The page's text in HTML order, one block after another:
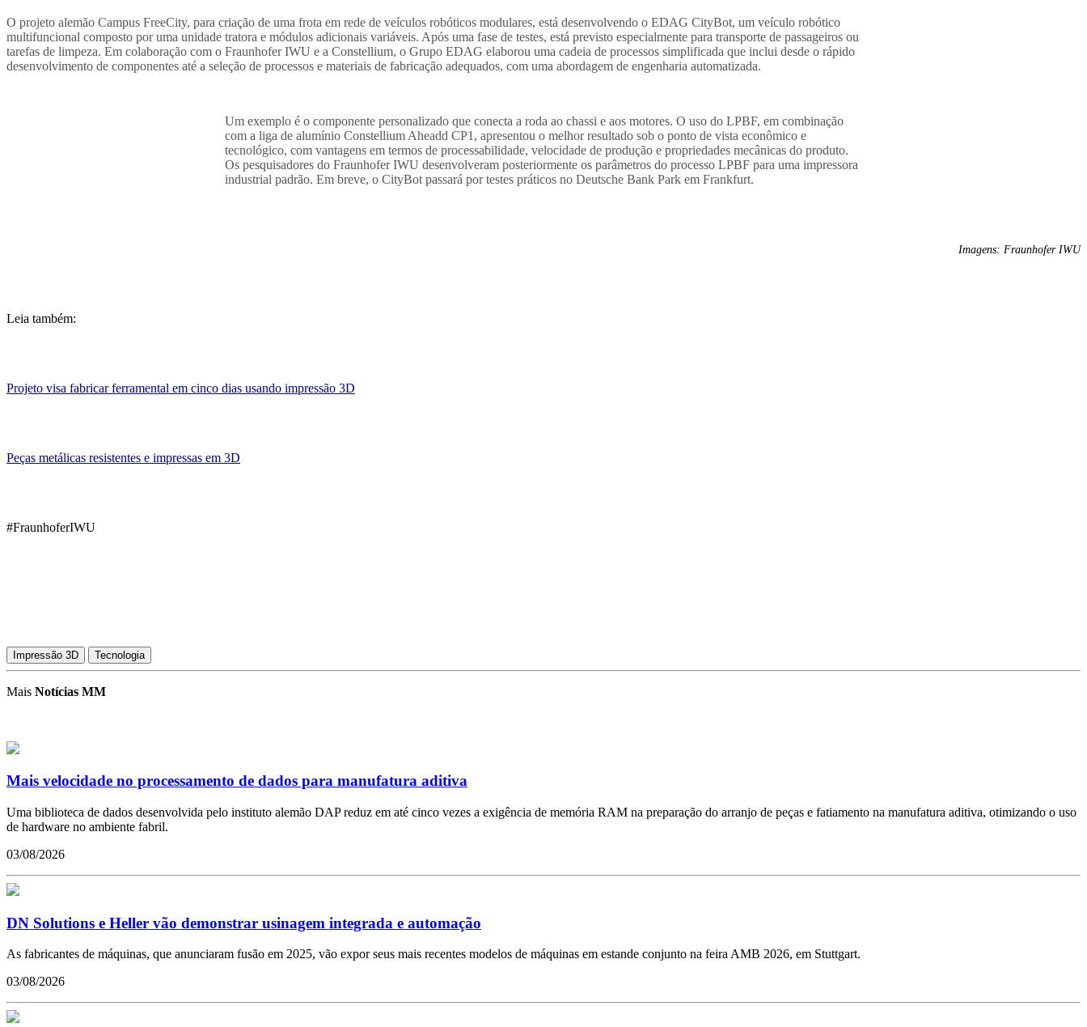
O projeto alemão Campus FreeCity, para criação de uma frota em rede de veículos robóticos modulares, está desenvolvendo o EDAG CityBot, um veículo robótico
multifuncional composto por uma unidade tratora e módulos adicionais variáveis. Após uma fase de testes, está previsto especialmente para transporte de passageiros ou
tarefas de limpeza. Em colaboração com o Fraunhofer IWU e a Constellium, o Grupo EDAG elaborou uma cadeia de processos simplificada que inclui desde o rápido
desenvolvimento de componentes até a seleção de processos e materiais de fabricação adequados, com uma abordagem de engenharia automatizada.
Um exemplo é o componente personalizado que conecta a roda ao chassi e aos motores. O uso do LPBF, em combinação
com a liga de alumínio Constellium Aheadd CP1, apresentou o melhor resultado sob o ponto de vista econômico e
tecnológico, com vantagens em termos de processabilidade, velocidade de produção e propriedades mecânicas do produto.
Os pesquisadores do Fraunhofer IWU desenvolveram posteriormente os parâmetros do processo LPBF para uma impressora
industrial padrão. Em breve, o CityBot passará por testes práticos no Deutsche Bank Park em Frankfurt.
Imagens: Fraunhofer IWU
Leia também:
Projeto visa fabricar ferramental em cinco dias usando impressão 3D
Peças metálicas resistentes e impressas em 3D
#FraunhoferIWU
Impressão 3D Tecnologia
Mais Notícias MM
Mais velocidade no processamento de dados para manufatura aditiva
Uma biblioteca de dados desenvolvida pelo instituto alemão DAP reduz em até cinco vezes a exigência de memória RAM na preparação do arranjo de peças e fatiamento na manufatura aditiva, otimizando o uso
de hardware no ambiente fabril.
03/08/2026
DN Solutions e Heller vão demonstrar usinagem integrada e automação
As fabricantes de máquinas, que anunciaram fusão em 2025, vão expor seus mais recentes modelos de máquinas em estande conjunto na feira AMB 2026, em Stuttgart.
03/08/2026